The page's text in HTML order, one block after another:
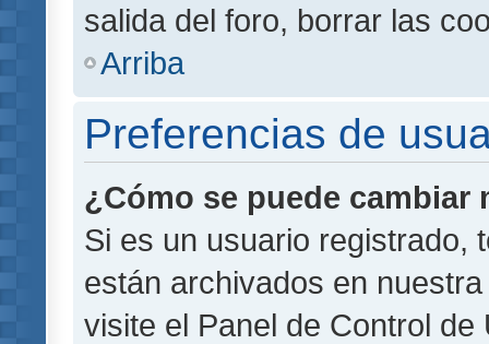
salida del foro, borrar las
Arriba
Preferencias de
¿Cómo se puede
Si es un usuario registrado,
están archivados en
visite el Panel de Control